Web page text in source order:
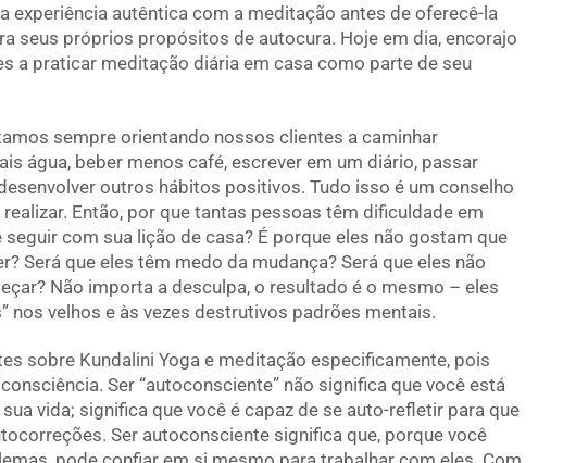
experiência autêntica com a meditação antes de oferecê-la
seus próprios propósitos de autocura. Hoje em dia, encorajo
a praticar meditação diária em casa como parte de seu
sempre orientando nossos clientes a caminhar
água, beber menos café, escrever em um diário, passar
outros hábitos positivos. Tudo isso é um conselho
Então, por que tantas pessoas têm dificuldade em
com sua lição de casa? É porque eles não gostam que
Será que eles têm medo da mudança? Será que eles não
Não importa a desculpa, o resultado é o mesmo – eles
nos velhos e às vezes destrutivos padrões mentais.
sobre Kundalini Yoga e meditação especificamente, pois
Ser “autoconsciente” não significa que você está
vida; significa que você é capaz de se auto-refletir para que
Ser autoconsciente significa que, porque você